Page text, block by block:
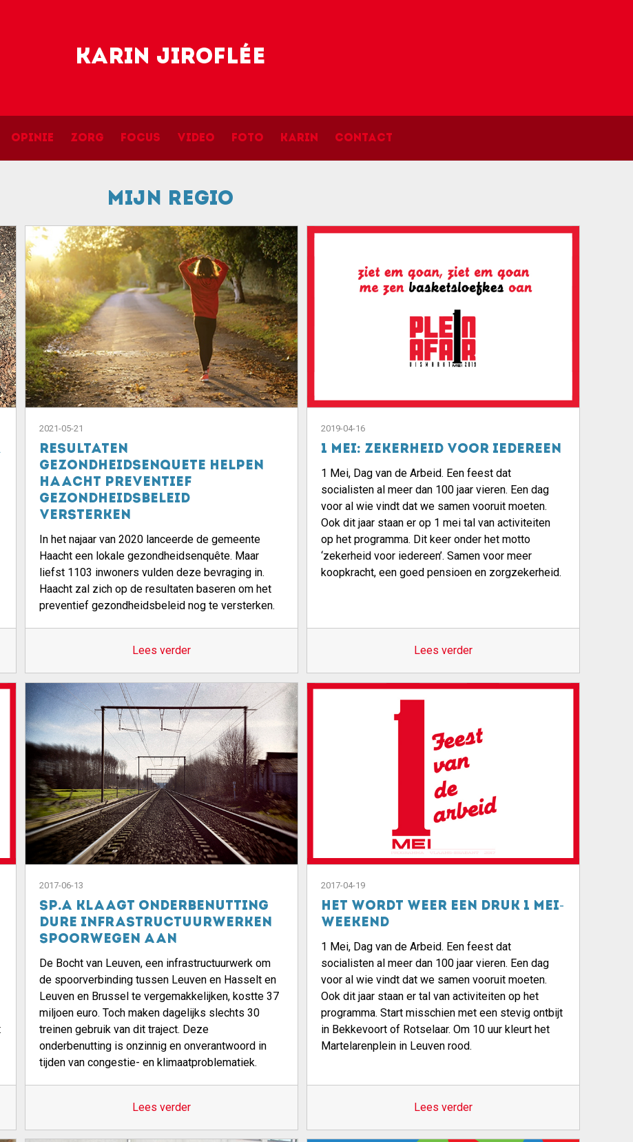
Karin Jiroflée
Opinie Zorg Focus Video Foto Karin Contact
Mijn regio
2021-05-21
Resultaten
gezondheidsenquete helpen
Haacht preventief
gezondheidsbeleid
versterken
In het najaar van 2020 lanceerde de gemeente
Haacht een lokale gezondheidsenquête. Maar
liefst 1103 inwoners vulden deze bevraging in.
Haacht zal zich op de resultaten baseren om het
preventief gezondheidsbeleid nog te versterken.
Lees verder
2019-04-16
1 mei: zekerheid voor iedereen
1 Mei, Dag van de Arbeid. Een feest dat
socialisten al meer dan 100 jaar vieren. Een dag
voor al wie vindt dat we samen vooruit moeten.
Ook dit jaar staan er op 1 mei tal van activiteiten
op het programma. Dit keer onder het motto
‘zekerheid voor iedereen’. Samen voor meer
koopkracht, een goed pensioen en zorgzekerheid.
Lees verder
2017-06-13
sp.a klaagt onderbenutting
dure infrastructuurwerken
spoorwegen aan
De Bocht van Leuven, een infrastructuurwerk om
de spoorverbinding tussen Leuven en Hasselt en
Leuven en Brussel te vergemakkelijken, kostte 37
miljoen euro. Toch maken dagelijks slechts 30
treinen gebruik van dit traject. Deze
onderbenutting is onzinnig en onverantwoord in
tijden van congestie- en klimaatproblematiek.
Lees verder
2017-04-19
Het wordt weer een druk 1 mei-
weekend
1 Mei, Dag van de Arbeid. Een feest dat
socialisten al meer dan 100 jaar vieren. Een dag
voor al wie vindt dat we samen vooruit moeten.
Ook dit jaar staan er tal van activiteiten op het
programma. Start misschien met een stevig ontbijt
in Bekkevoort of Rotselaar. Om 10 uur kleurt het
Martelarenplein in Leuven rood.
Lees verder